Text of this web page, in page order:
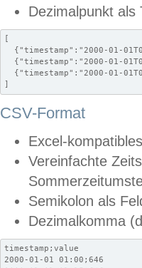
Dezimalpunkt als
[
{"timestamp":"2000-01-
{"timestamp":"2000-01-
{"timestamp":"2000-01-
]
CSV-Format
Excel-
Vereinfachte
Semikolon als
Dezimalkomma
timestamp;value
2000-01-01 01:00;646